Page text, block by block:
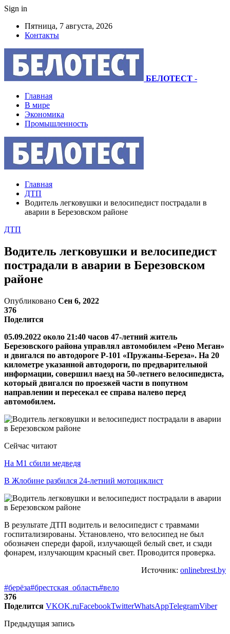
Sign in
Пятница, 7 августа, 2026
Контакты
БЕЛОТЕСТ -
Главная
В мире
Экономика
Промышленность
Главная
ДТП
Водитель легковушки и велосипедист пострадали в
аварии в Березовском районе
ДТП
Водитель легковушки и велосипедист
пострадали в аварии в Березовском
районе
Опубликовано Сен 6, 2022
376
Поделится
05.09.2022 около 21:40 часов 47-летний житель
Березовского района управлял автомобилем «Рено Меган»
и двигался по автодороге Р-101 «Пружаны-Береза». На 20
километре указанной автодороги, по предварительной
информации, совершил наезд на 50-летнего велосипедиста,
который двигался по проезжей части в попутном
направлении и пересекал ее справа налево перед
автомобилем.
Сейчас читают
На М1 сбили медведя
В Жлобине разбился 24-летний мотоциклист
В результате ДТП водитель и велосипедист с травмами
госпитализированы. Установлено, что велосипед не был
обозначен спереди фарой, излучающей белый свет, и сзади
фонарем, излучающим красный свет. Проводится проверка.
Источник: onlinebrest.by
#берёза#брестская_область#вело
376
Поделится VKOK.ruFacebookTwitterWhatsAppTelegramViber
Предыдущая запись